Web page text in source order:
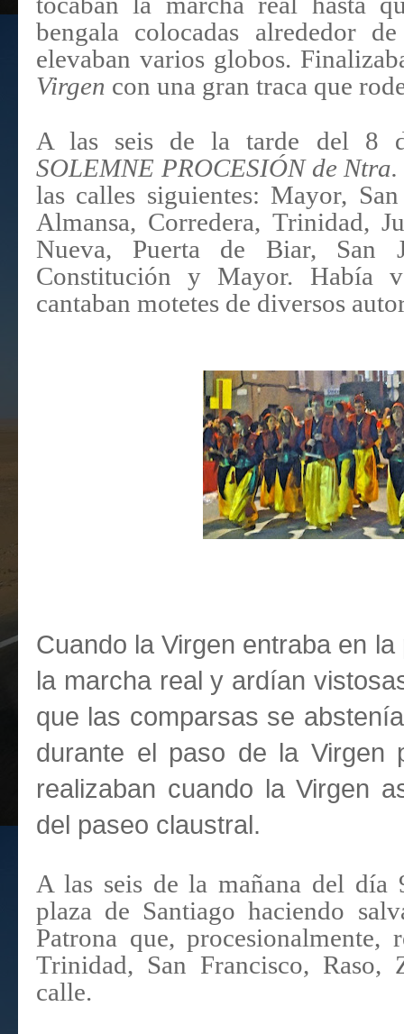
bengala colocadas alrededor
elevaban varios globos.
Virgen con una gran traca que
A las seis de la tarde del 8
SOLEMNE PROCESIÓN de
las calles siguientes: Mayor,
Almansa, Corredera, Trinidad,
Nueva, Puerta de Biar, San
Constitución y Mayor. Había
cantaban motetes de diversos
Cuando la Virgen entraba en
la marcha real y ardían
que las comparsas se
durante el paso de la Virgen
realizaban cuando la Virgen
del paseo claustral.
A las seis de la mañana del día
plaza de Santiago haciendo
Patrona que,
Trinidad, San Francisco, Raso,
calle.